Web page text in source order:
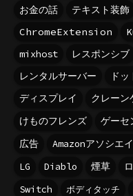
お金の話
テキスト装飾
ChromeExtension
mixhost
レスポンシブ
レンタルサーバー
ドッ
ディスプレイ
クレーン
けものフレンズ
ゲーセ
広告
Amazonアソシエ
LG
Diablo 煙草
Switch
ボディタッチ